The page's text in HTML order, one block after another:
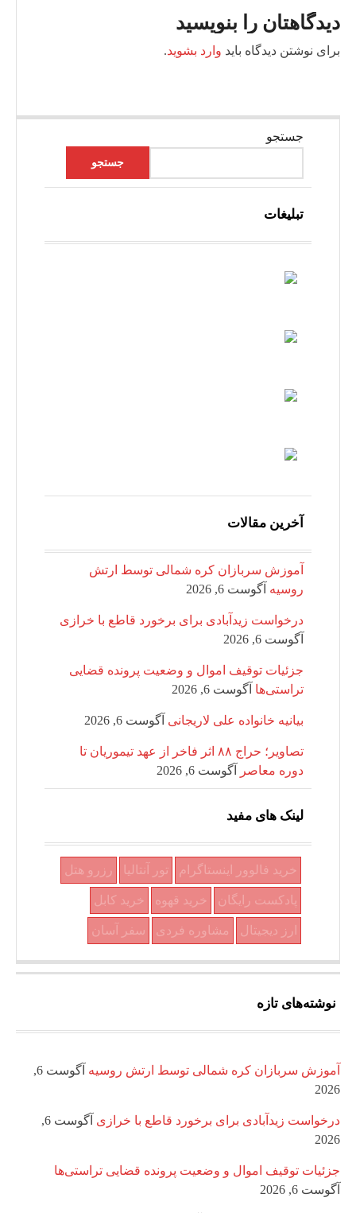
دیدگاهتان را بنویسید
برای نوشتن دیدگاه باید وارد بشوید.
جستجو
جستجو
تبلیغات
آخرین مقالات
آموزش سربازان کره شمالی توسط ارتش
روسیه آگوست 6, 2026
درخواست زیدآبادی برای برخورد قاطع با خرازی
آگوست 6, 2026
جزئیات توقیف اموال و وضعیت پرونده قضایی
تراستی‌ها آگوست 6, 2026
بیانیه خانواده علی لاریجانی آگوست 6, 2026
تصاویر؛ حراج ۸۸ اثر فاخر از عهد تیموریان تا
دوره معاصر
آگوست 6, 2026
لینک های مفید
خرید فالوور اینستاگرام تور آنتالیا رزرو هتل
پادکست رایگان خرید قهوه خرید کابل
ارز دیجیتال مشاوره فردی سفر آسان
نوشته‌های تازه
آموزش سربازان کره شمالی توسط ارتش روسیه
آگوست 6,
2026
درخواست زیدآبادی برای برخورد قاطع با خرازی
آگوست 6,
2026
جزئیات توقیف اموال و وضعیت پرونده قضایی تراستی‌ها
آگوست 6, 2026